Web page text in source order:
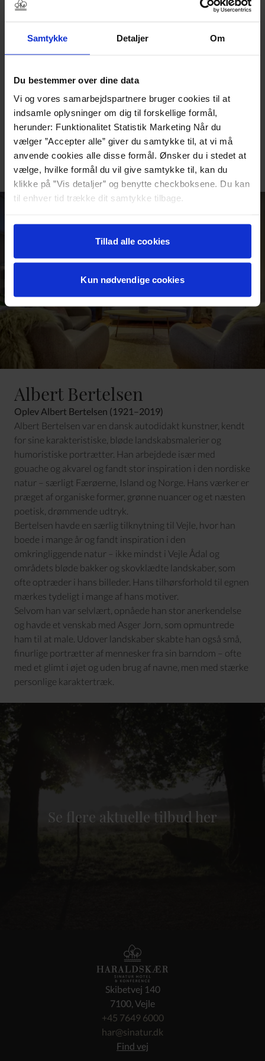
Samtykke Detaljer Om
Du bestemmer over dine data
Vi og vores samarbejdspartnere bruger cookies til at
indsamle oplysninger om dig til forskellige formål,
herunder: Funktionalitet Statistik Marketing Når du
vælger ”Accepter alle” giver du samtykke til, at vi må
anvende cookies alle disse formål. Ønsker du i stedet at
vælge, hvilke formål du vil give samtykke til, kan du
klikke på ”Vis detaljer” og benytte checkboksene. Du kan
til enhver tid trække dit samtykke tilbage.
Læs mere om det samt vores behandling af
personoplysninger her>>Tillad alle cookies
Kun nødvendige cookies
interaktive udstillinger om Harald Blåtand, vikingetid og
Jellingstenene og gravhøjene.
Som prikken over i’et kan du lige nu opleve
herunder medaljoner, brakteater, hængesmykke og
sværdbeslag – fra ca. år 565 e.Kr., fundet blot 6 km fra
Jelling. Blandt genstandene ses en af verdens ældste
omtaler af Odin med inskriptionen “han er Odins mand”.
Vi vender tilbage med billetter til Trapholt efter
ombygning
Albert Bertelsen
Oplev Albert Bertelsen (1921–2019)
Albert Bertelsen var en dansk autodidakt kunstner, kendt
for sine karakteristiske, bløde landskabsmalerier og
humoristiske portrætter. Han arbejdede især med
gouache og akvarel og fandt stor inspiration i den nordiske
natur – særligt Færøerne, Island og Norge. Hans værker er
præget af organiske former, grønne nuancer og et næsten
poetisk, drømmende udtryk.
Bertelsen havde en særlig tilknytning til Vejle, hvor han
boede i mange år og fandt inspiration i den
omkringliggende natur – ikke mindst i Vejle Ådal og
områdets bløde bakker og skovklædte landskaber, som
ofte optræder i hans billeder. Hans tilhørsforhold til egnen
mærkes tydeligt i mange af hans motiver.
Selvom han var selvlært, opnåede han stor anerkendelse
og havde et venskab med Asger Jorn, som opmuntrede
ham til at male. Udover landskaber skabte han også små,
finurlige portrætter af mennesker fra sin barndom – ofte
med et glimt i øjet og uden brug af navne, men med stærke
personlige karaktertræk.
Se flere aktuelle tilbud her
Skibetvej 140
7100, Vejle
+45 7649 6000
har@sinatur.dk
Find vej